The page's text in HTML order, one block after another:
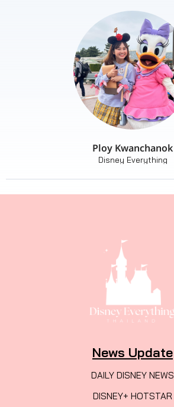
Ploy Kwanchanok
Disney Everything
News Update
DAILY DISNEY NEWS
DISNEY+ HOTSTAR